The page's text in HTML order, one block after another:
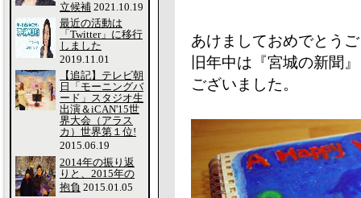
あけましておめでとう
旧年中は『宮城の新聞
ございました。
立候補 2021.10.19
最近の活動は
「Twitter」に移行
しました
2019.11.01
【追記】テレビ朝
日「モーニングバ
ード」スタジオ生
出演＆iCAN'15世
界大会（アラス
カ）世界第１位!
2015.06.19
2014年の振り返
りと、2015年の
抱負 2015.01.05